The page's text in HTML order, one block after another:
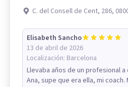
C. del Consell de Cent, 286,
Elisabeth Sancho
13 de abril de 2026
Localización: Barcelona
Llevaba años de un profesional
Ana, supe que era ella, mi coach.